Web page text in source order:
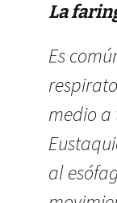
La
Es
medio a
al